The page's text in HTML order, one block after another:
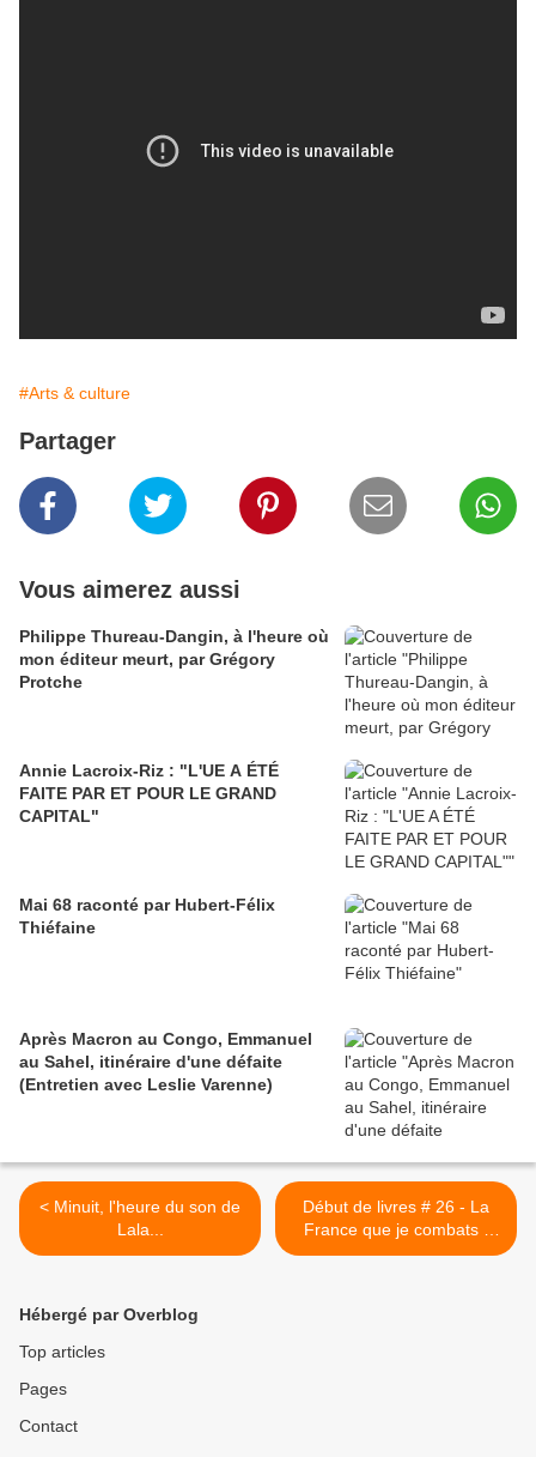
#Arts & culture
Partager
Vous aimerez aussi
Philippe Thureau-Dangin, à l'heure où
mon éditeur meurt, par Grégory
Protche
Annie Lacroix-Riz : "L'UE A ÉTÉ
FAITE PAR ET POUR LE GRAND
CAPITAL"
Mai 68 raconté par Hubert-Félix
Thiéfaine
Après Macron au Congo, Emmanuel
au Sahel, itinéraire d'une défaite
(Entretien avec Leslie Varenne)
< Minuit, l'heure du son de
Lala...
Début de livres # 26 - La
France que je combats /
Kouamouo lu par Protche >
Hébergé par Overblog
Top articles
Pages
Contact